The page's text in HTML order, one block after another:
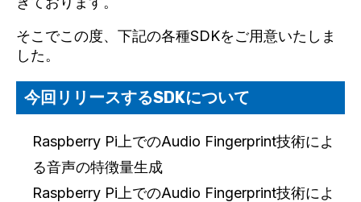
そこでこの度、下記の各種SDKをご用意いたしま
した。
今回リリースするSDKについて
Raspberry Pi上でのAudio Fingerprint技術によ
る音声の特徴量生成
Raspberry Pi上でのAudio Fingerprint技術によ